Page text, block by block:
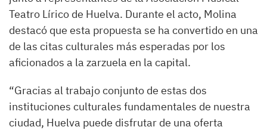
Teatro Lírico de Huelva. Durante el acto, Molina
destacó que esta propuesta se ha convertido en una
de las citas culturales más esperadas por los
aficionados a la zarzuela en la capital.
“Gracias al trabajo conjunto de estas dos
instituciones culturales fundamentales de nuestra
ciudad, Huelva puede disfrutar de una oferta